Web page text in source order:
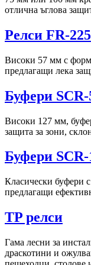
отлична ъглова
Релси FR-225
Високи 57 мм с
предлагащи лека
Буфери SCR-
Високи 127 мм,
защита за зони,
Буфери SCR-
Класически буфери
предлагащи
TP релси
Гама лесни за
драскотини и